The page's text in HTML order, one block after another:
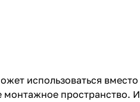
использоваться вместо
монтажное пространство.